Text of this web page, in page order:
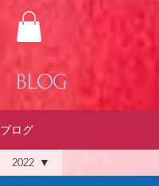
BLOG
ブログ
2022